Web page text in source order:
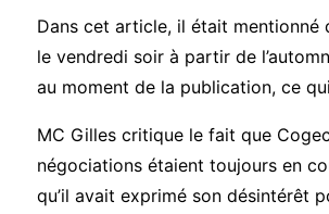
Dans cet article, il était mentionné
le vendredi soir à partir de
au moment de la publication, ce
MC Gilles critique le fait que
négociations étaient toujours en
qu’il avait exprimé son désintérêt